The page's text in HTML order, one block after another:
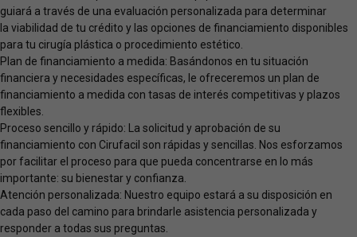
guiará a través de una evaluación personalizada para determinar
la viabilidad de tu crédito y las opciones de financiamiento disponibles
para tu cirugía plástica o procedimiento estético.
Plan de financiamiento a medida: Basándonos en tu situación
financiera y necesidades específicas, le ofreceremos un plan de
financiamiento a medida con tasas de interés competitivas y plazos
flexibles.
Proceso sencillo y rápido: La solicitud y aprobación de su
financiamiento con Cirufacil son rápidas y sencillas. Nos esforzamos
por facilitar el proceso para que pueda concentrarse en lo más
importante: su bienestar y confianza.
Atención personalizada: Nuestro equipo estará a su disposición en
cada paso del camino para brindarle asistencia personalizada y
responder a todas sus preguntas.
Phone
WhatsApp